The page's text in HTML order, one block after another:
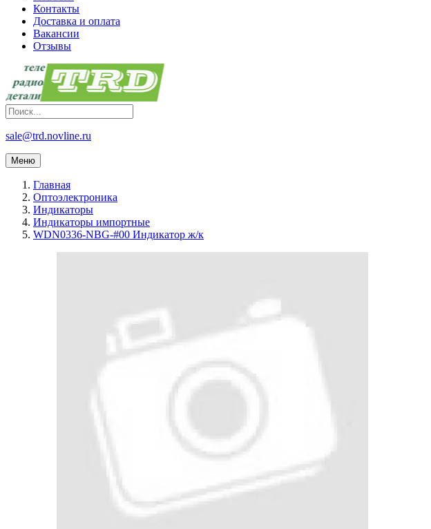
Контакты
Доставка и оплата
Вакансии
Отзывы
sale@trd.novline.ru
Меню
Главная
Оптоэлектроника
Индикаторы
Индикаторы импортные
WDN0336-NBG-#00 Индикатор ж/к